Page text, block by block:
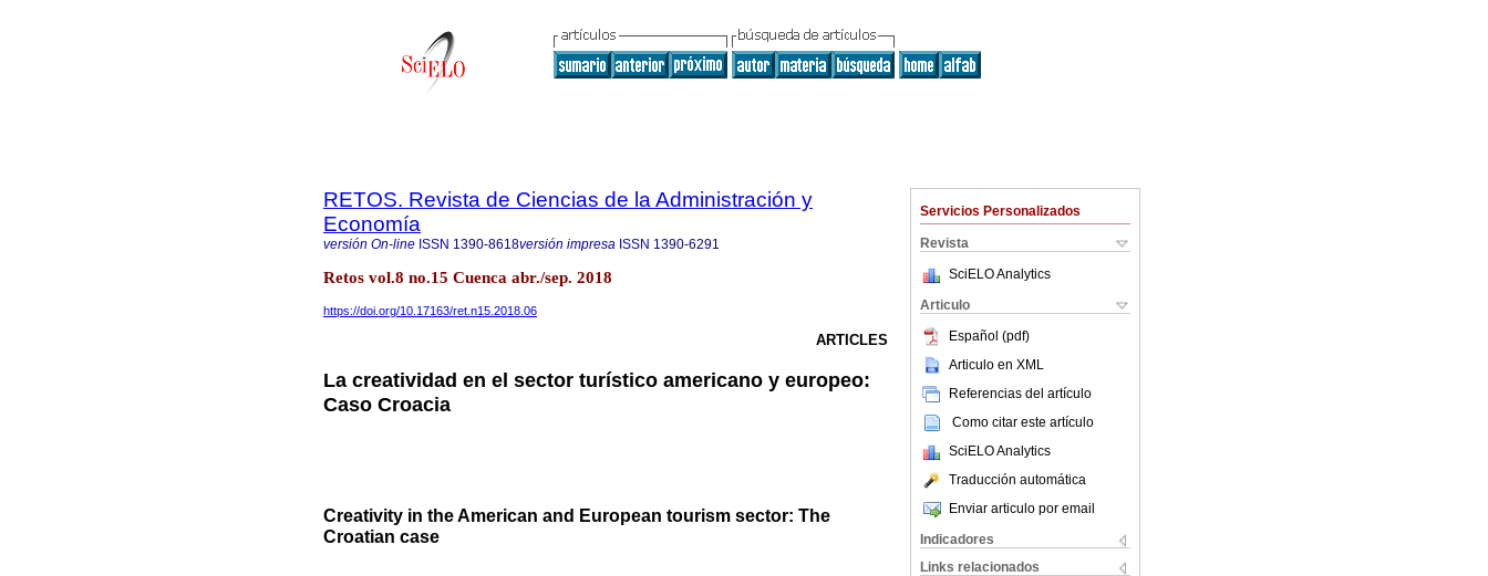
Servicios Personalizados
Revista
SciELO Analytics
Articulo
Español (pdf)
Articulo en XML
Referencias del artículo
Como citar este artículo
SciELO Analytics
Traducción automática
Enviar articulo por email
Indicadores
Links relacionados
RETOS. Revista de Ciencias de la Administración y
Economía
versión On-line ISSN 1390-8618versión impresa ISSN 1390-6291
Retos vol.8 no.15 Cuenca abr./sep. 2018
https://doi.org/10.17163/ret.n15.2018.06
ARTICLES
La creatividad en el sector turístico americano y europeo:
Caso Croacia
Creativity in the American and European tourism sector: The
Croatian case